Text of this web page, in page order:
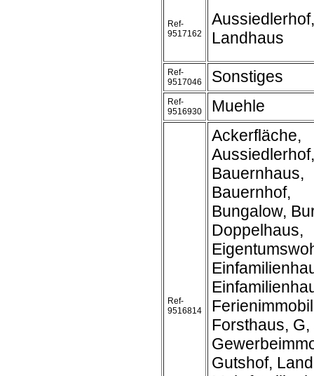
Ref-
9517162
Aussiedlerhof,
Landhaus
Ref-
9517046
Sonstiges
Ref-
9516930
Muehle
Ref-
9516814
Ackerfläche,
Aussiedlerhof,
Bauernhaus,
Bauernhof,
Bungalow,
Doppelhaus,
Forsthaus, G,
Gutshof,